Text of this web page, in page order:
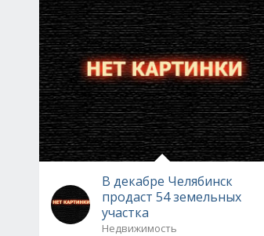
В декабре Челябинск
продаст 54 земельных
участка
Недвижимость